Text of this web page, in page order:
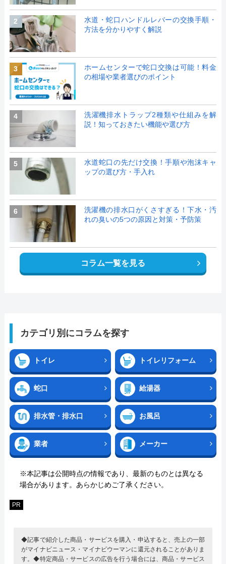
2
水道・蛇口ハンドルレバーの交換手順・
方法を分かりやすく解説
3
ホームセンターで蛇口交換は可能！料金
の相場や業者選びのポイント
4
洗濯機排水トラップ2種類や仕組みを解
説！知っておきたい機能や選び方
5
水道蛇口の先だけ交換！手順や泡沫キャ
ップの選び方・手入れ
6
洗濯機の排水口がくさすぎる！下水・汚
れの臭いの5つの原因と対策・予防策
コラム一覧を見る
カテゴリ別にコラムを探す
トイレ トイレリフォーム
蛇口 給湯器
排水管・排水口 お風呂
業者 メーカー
※本記事は公開時点の情報であり、最新のものとは異なる
場合があります。あらかじめご了承ください。
PR
◆記事で紹介した商品・サービスを購入・申込すると、売上の一部
がマイナビニュース・マイナビウーマンに還元されることがありま
す。◆特定商品・サービスの広告を行う場合には、商品・サービス